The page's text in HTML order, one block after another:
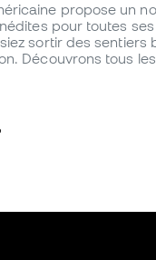
propose un
pour toutes
sortir des sentiers
Découvrons tous